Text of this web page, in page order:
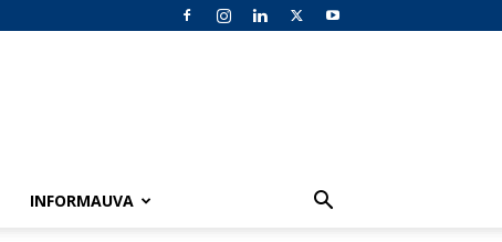
INFORMAUVA